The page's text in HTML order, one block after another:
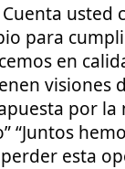
para
en
visiones
por
“Juntos
esta